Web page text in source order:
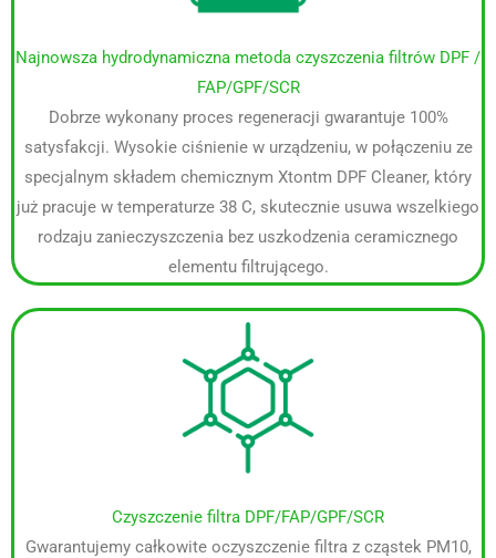
Najnowsza hydrodynamiczna metoda czyszczenia filtrów DPF /
FAP/GPF/SCR
Dobrze wykonany proces regeneracji gwarantuje 100%
satysfakcji. Wysokie ciśnienie w urządzeniu, w połączeniu ze
specjalnym składem chemicznym Xtontm DPF Cleaner, który
już pracuje w temperaturze 38 C, skutecznie usuwa wszelkiego
rodzaju zanieczyszczenia bez uszkodzenia ceramicznego
elementu filtrującego.
Czyszczenie filtra DPF/FAP/GPF/SCR
Gwarantujemy całkowite oczyszczenie filtra z cząstek PM10,